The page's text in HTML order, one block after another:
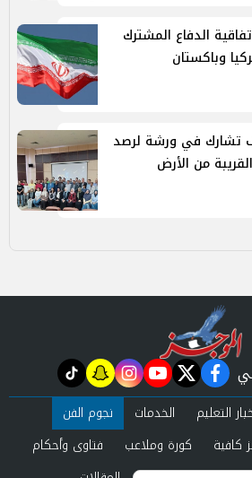
الدفاع المشترك
وباكستان
تشارك في ورشة لرصد
من الأرض
facebook
twitter
youtube
instagram
snapchat
tiktok
التعليم الخدمات
نجوم الفن
كافية كورة وملاعب
فتاوى وأحكام